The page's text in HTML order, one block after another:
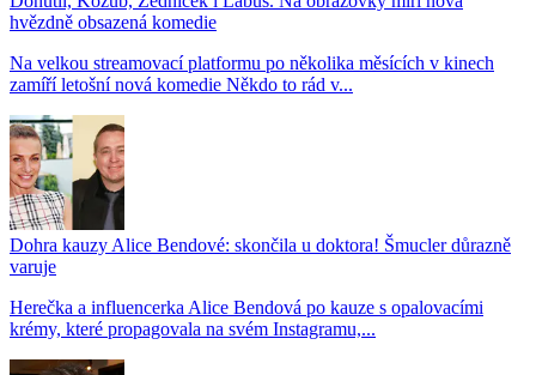
hvězdně obsazená komedie
Na velkou streamovací platformu po několika měsících v kinech
zamíří letošní nová komedie Někdo to rád v...
Dohra kauzy Alice Bendové: skončila u doktora! Šmucler důrazně
varuje
Herečka a influencerka Alice Bendová po kauze s opalovacími
krémy, které propagovala na svém Instagramu,...